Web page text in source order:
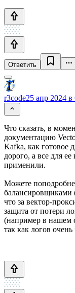
Ответить
r3code25 апр 2024 в
Что сказать, в
документацию
Kafka, как готовое
дорого, а все для
применили.
Можете
балансировщиками
что за вектор-
защита от потери
(например в нашем
так как логов